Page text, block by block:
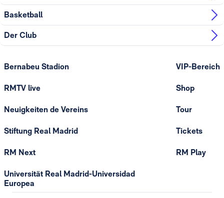
Basketball
Der Club
Bernabeu Stadion
RMTV live
Neuigkeiten de Vereins
Stiftung Real Madrid
RM Next
Universität Real Madrid-Universidad
Europea
VIP-Bereich
Shop
Tour
Tickets
RM Play